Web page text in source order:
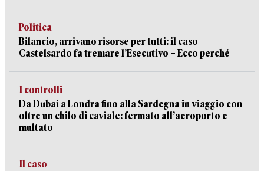
Politica
Bilancio, arrivano risorse per tutti: il caso
Castelsardo fa tremare l’Esecutivo – Ecco perché
I controlli
Da Dubai a Londra fino alla Sardegna in viaggio con
oltre un chilo di caviale: fermato all’aeroporto e
multato
Il caso